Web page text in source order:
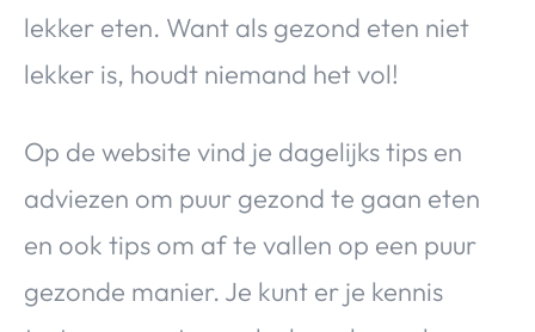
lekker eten. Want als gezond eten niet
lekker is, houdt niemand het vol!
Op de website vind je dagelijks tips en
adviezen om puur gezond te gaan eten
en ook tips om af te vallen op een puur
gezonde manier. Je kunt er je kennis